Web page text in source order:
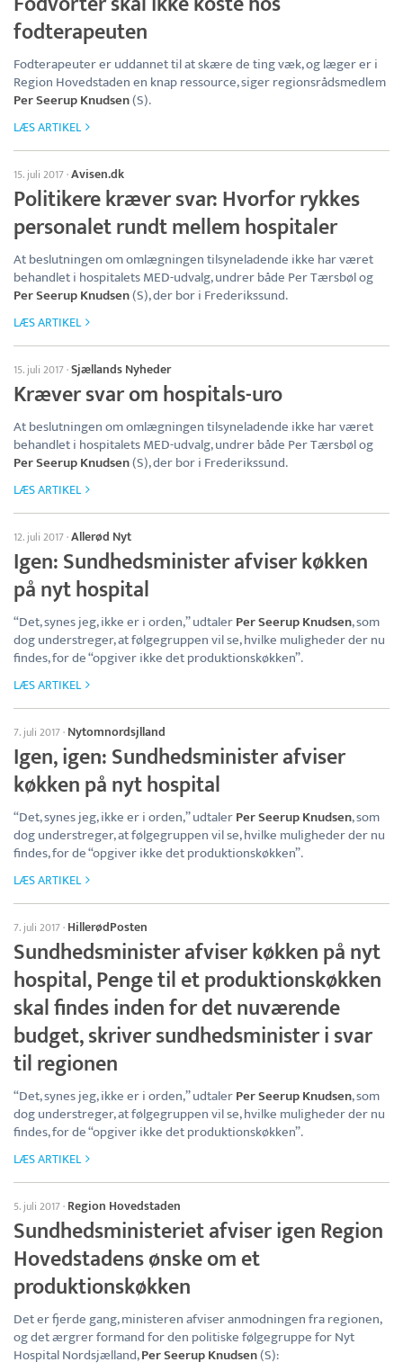
fodterapeuten
Fodterapeuter er uddannet til at skære de ting væk, og læger er i
Region Hovedstaden en knap ressource, siger regionsrådsmedlem
Per Seerup Knudsen(S).
LÆS ARTIKEL
15. juli 2017·Avisen.dk
Politikere kræver svar: Hvorfor rykkes
personalet rundt mellem hospitaler
At beslutningen om omlægningen tilsyneladende ikke har været
behandlet i hospitalets MED-udvalg, undrer både Per Tærsbøl og
Per Seerup Knudsen(S), der bor i Frederikssund.
LÆS ARTIKEL
15. juli 2017·Sjællands Nyheder
Kræver svar om hospitals-uro
At beslutningen om omlægningen tilsyneladende ikke har været
behandlet i hospitalets MED-udvalg, undrer både Per Tærsbøl og
Per Seerup Knudsen(S), der bor i Frederikssund.
LÆS ARTIKEL
12. juli 2017·Allerød Nyt
Igen: Sundhedsminister afviser køkken
på nyt hospital
“Det, synes jeg, ikke er i orden,” udtalerPer Seerup Knudsen, som
dog understreger, at følgegruppen vil se, hvilke muligheder der nu
findes, for de “opgiver ikke det produktionskøkken”.
LÆS ARTIKEL
7. juli 2017· Nytomnordsjlland
Igen, igen: Sundhedsminister afviser
køkken på nyt hospital
“Det, synes jeg, ikke er i orden,” udtalerPer Seerup Knudsen, som
dog understreger, at følgegruppen vil se, hvilke muligheder der nu
findes, for de “opgiver ikke det produktionskøkken”.
LÆS ARTIKEL
7. juli 2017· HillerødPosten
Sundhedsminister afviser køkken på nyt
hospital, Penge til et produktionskøkken
skal findes inden for det nuværende
budget, skriver sundhedsminister i svar
til regionen
“Det, synes jeg, ikke er i orden,” udtalerPer Seerup Knudsen, som
dog understreger, at følgegruppen vil se, hvilke muligheder der nu
findes, for de “opgiver ikke det produktionskøkken”.
LÆS ARTIKEL
5. juli 2017· Region Hovedstaden
Sundhedsministeriet afviser igen Region
Hovedstadens ønske om et
produktionskøkken
​Det er fjerde gang, ministeren afviser anmodningen fra regionen,
og det ærgrer formand for den politiske følgegruppe for Nyt
Hospital Nordsjælland,Per Seerup Knudsen(S):